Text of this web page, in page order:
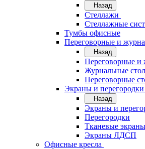
Назад
Стеллажи
Стеллажные
Тумбы офисные
Переговорные и
Назад
Переговорные и
Журнальные
Переговорные
Экраны и перегородки
Назад
Экраны и
Перегородки
Тканевые экраны
Экраны ЛДСП
Офисные кресла